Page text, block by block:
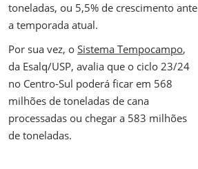
toneladas, ou 5,5% de crescimento ante
a temporada atual.
Por sua vez, o Sistema Tempocampo,
da Esalq/USP, avalia que o ciclo 23/24
no Centro-Sul poderá ficar em 568
milhões de toneladas de cana
processadas ou chegar a 583 milhões
de toneladas.